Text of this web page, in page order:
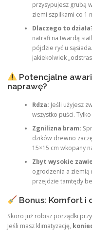
przysypujesz grubą
ziemi szpilkami co 1
Dlaczego to
natrafi na twardą
pójdzie ryć u
jakiekolwiek
Potencjalne
naprawę?
Rdza: Jeśli użyjesz
wszystko puści.
Zgnilizna bram:
dzików drewno
15×15 cm wkopany
Zbyt wysokie
ogrodzenia a ziemią
przejdzie tamtędy
Bonus: Komfort i
Skoro już robisz porządki
Jeśli masz klimatyzację,